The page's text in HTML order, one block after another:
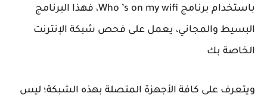
باستخدام برنامج Who ’s on my wifi، فهذا البرنامج
البسيط والمجاني، يعمل على فحص شبكة الإنترنت
الخاصة بك
ويتعرف على كافة الأجهزة المتصلة بهذه الشبكة؛ ليس